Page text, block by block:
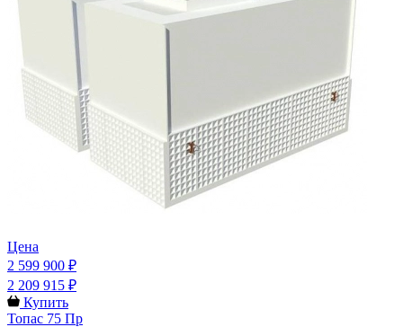
Цена
2 599 900 ₽
2 209 915 ₽
Купить
Топас 75 Пр